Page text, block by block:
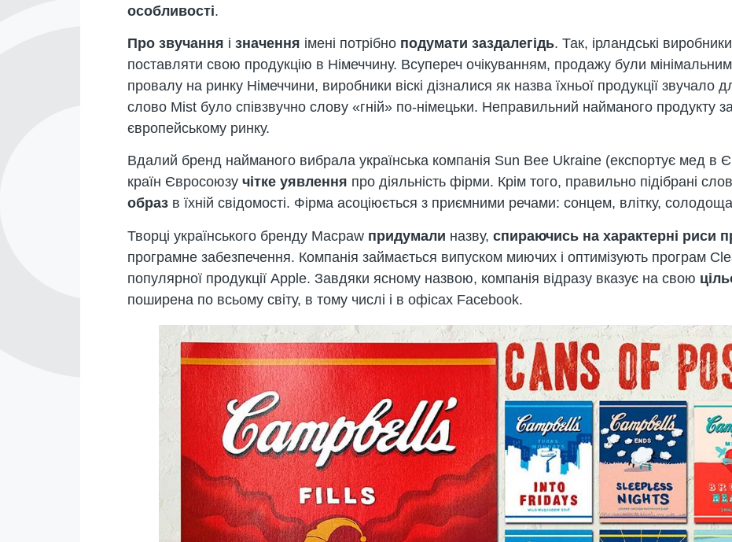
особливості.
Про звучання і значення імені потрібно подумати заздалегідь. Так, ірландські
поставляти свою продукцію в Німеччину. Всупереч очікуванням, продажу були
провалу на ринку Німеччини, виробники віскі дізналися як назва їхньої продукції звучало
слово Mist було співзвучно слову «гній» по-німецьки. Неправильний найманого продукту
європейському ринку.
Вдалий бренд найманого вибрала українська компанія Sun Bee Ukraine (експортує мед в
країн Євросоюзу чітке уявлення про діяльність фірми. Крім того, правильно підібрані
образ в їхній свідомості. Фірма асоціюється з приємними речами: сонцем, влітку,
Творці українського бренду Macpaw придумали назву, спираючись на характерні риси
програмне забезпечення. Компанія займається випуском миючих і оптимізують програм
популярної продукції Apple. Завдяки ясному назвою, компанія відразу вказує на свою
поширена по всьому світу, в тому числі і в офісах Facebook.